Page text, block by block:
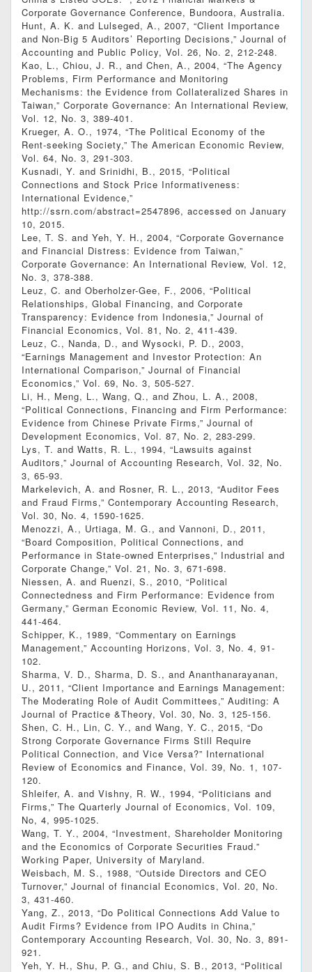
Corporate Governance Conference, Bundoora, Australia.
Hunt, A. K. and Lulseged, A., 2007, “Client Importance
and Non-Big 5 Auditors’ Reporting Decisions,” Journal of
Accounting and Public Policy, Vol. 26, No. 2, 212-248.
Kao, L., Chiou, J. R., and Chen, A., 2004, “The Agency
Problems, Firm Performance and Monitoring
Mechanisms: the Evidence from Collateralized Shares in
Taiwan,” Corporate Governance: An International Review,
Vol. 12, No. 3, 389-401.
Krueger, A. O., 1974, “The Political Economy of the
Rent-seeking Society,” The American Economic Review,
Vol. 64, No. 3, 291-303.
Kusnadi, Y. and Srinidhi, B., 2015, “Political
Connections and Stock Price Informativeness:
International Evidence,”
http://ssrn.com/abstract=2547896, accessed on January
10, 2015.
Lee, T. S. and Yeh, Y. H., 2004, “Corporate Governance
and Financial Distress: Evidence from Taiwan,”
Corporate Governance: An International Review, Vol. 12,
No. 3, 378-388.
Leuz, C. and Oberholzer-Gee, F., 2006, “Political
Relationships, Global Financing, and Corporate
Transparency: Evidence from Indonesia,” Journal of
Financial Economics, Vol. 81, No. 2, 411-439.
Leuz, C., Nanda, D., and Wysocki, P. D., 2003,
“Earnings Management and Investor Protection: An
International Comparison,” Journal of Financial
Economics,” Vol. 69, No. 3, 505-527.
Li, H., Meng, L., Wang, Q., and Zhou, L. A., 2008,
“Political Connections, Financing and Firm Performance:
Evidence from Chinese Private Firms,” Journal of
Development Economics, Vol. 87, No. 2, 283-299.
Lys, T. and Watts, R. L., 1994, “Lawsuits against
Auditors,” Journal of Accounting Research, Vol. 32, No.
3, 65-93.
Markelevich, A. and Rosner, R. L., 2013, “Auditor Fees
and Fraud Firms,” Contemporary Accounting Research,
Vol. 30, No. 4, 1590-1625.
Menozzi, A., Urtiaga, M. G., and Vannoni, D., 2011,
“Board Composition, Political Connections, and
Performance in State-owned Enterprises,” Industrial and
Corporate Change,” Vol. 21, No. 3, 671-698.
Niessen, A. and Ruenzi, S., 2010, “Political
Connectedness and Firm Performance: Evidence from
Germany,” German Economic Review, Vol. 11, No. 4,
441-464.
Schipper, K., 1989, “Commentary on Earnings
Management,” Accounting Horizons, Vol. 3, No. 4, 91-
102.
Sharma, V. D., Sharma, D. S., and Ananthanarayanan,
U., 2011, “Client Importance and Earnings Management:
The Moderating Role of Audit Committees,” Auditing: A
Journal of Practice &Theory, Vol. 30, No. 3, 125-156.
Shen, C. H., Lin, C. Y., and Wang, Y. C., 2015, “Do
Strong Corporate Governance Firms Still Require
Political Connection, and Vice Versa?” International
Review of Economics and Finance, Vol. 39, No. 1, 107-
120.
Shleifer, A. and Vishny, R. W., 1994, “Politicians and
Firms,” The Quarterly Journal of Economics, Vol. 109,
No, 4, 995-1025.
Wang, T. Y., 2004, “Investment, Shareholder Monitoring
and the Economics of Corporate Securities Fraud.”
Working Paper, University of Maryland.
Weisbach, M. S., 1988, “Outside Directors and CEO
Turnover,” Journal of financial Economics, Vol. 20, No.
3, 431-460.
Yang, Z., 2013, “Do Political Connections Add Value to
Audit Firms? Evidence from IPO Audits in China,”
Contemporary Accounting Research, Vol. 30, No. 3, 891-
921.
Yeh, Y. H., Shu, P. G., and Chiu, S. B., 2013, “Political